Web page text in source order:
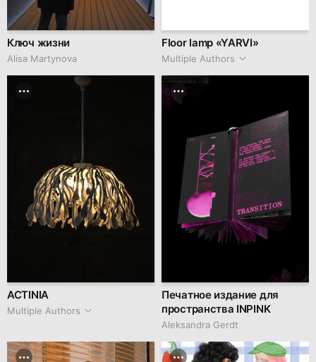
Ключ жизни
Alisa Martynova
Floor lamp «YARVI»
Multiple Authors
ACTINIA
Multiple Authors
Печатное издание для
пространства INPINK
Aleksandra Gerdt